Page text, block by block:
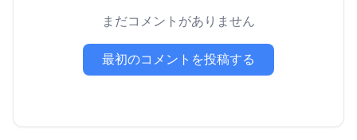
まだコメントがありません
最初のコメントを投稿する